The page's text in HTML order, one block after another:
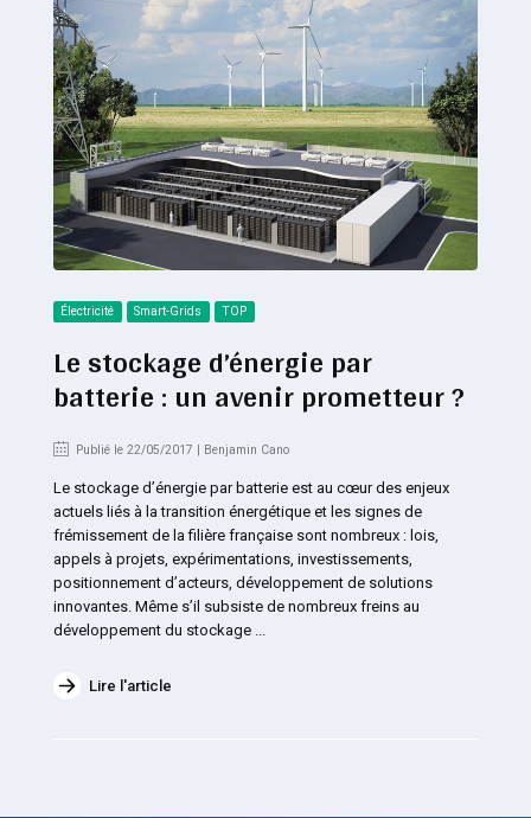
Électricité Smart-Grids TOP
Le stockage d’énergie par
batterie : un avenir prometteur ?
Publié le 22/05/2017 | Benjamin Cano
Le stockage d’énergie par batterie est au cœur des enjeux
actuels liés à la transition énergétique et les signes de
frémissement de la filière française sont nombreux : lois,
appels à projets, expérimentations, investissements,
positionnement d’acteurs, développement de solutions
innovantes. Même s’il subsiste de nombreux freins au
développement du stockage ...
Lire l'article